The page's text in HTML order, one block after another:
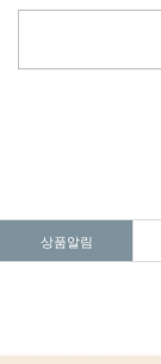
상품알림